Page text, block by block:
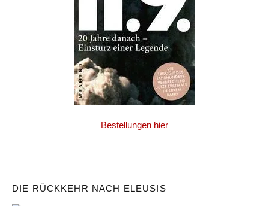
Bestellungen hier
DIE RÜCKKEHR NACH ELEUSIS